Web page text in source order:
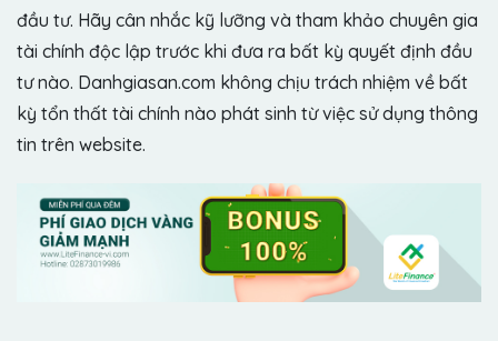
đầu tư. Hãy cân nhắc kỹ lưỡng và tham khảo chuyên gia
tài chính độc lập trước khi đưa ra bất kỳ quyết định đầu
tư nào. Danhgiasan.com không chịu trách nhiệm về bất
kỳ tổn thất tài chính nào phát sinh từ việc sử dụng thông
tin trên website.